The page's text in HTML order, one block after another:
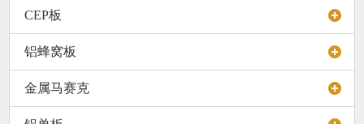
CEP板
铝蜂窝板
金属马赛克